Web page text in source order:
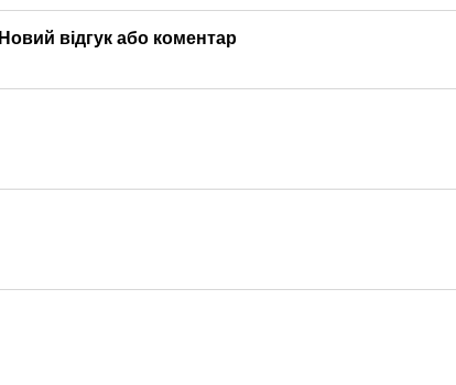
Новий відгук або коментар